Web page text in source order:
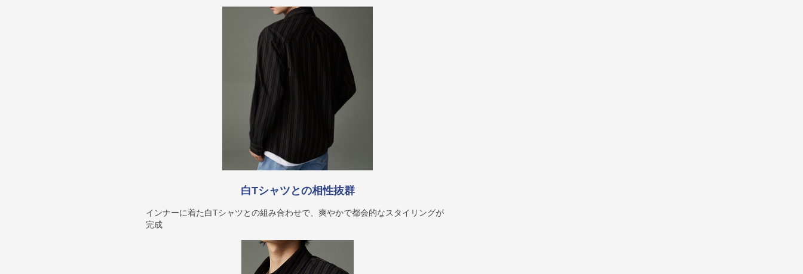
白Tシャツとの相性抜群
インナーに着た白Tシャツとの組み合わせで、爽やかで都会的なスタイリングが
完成